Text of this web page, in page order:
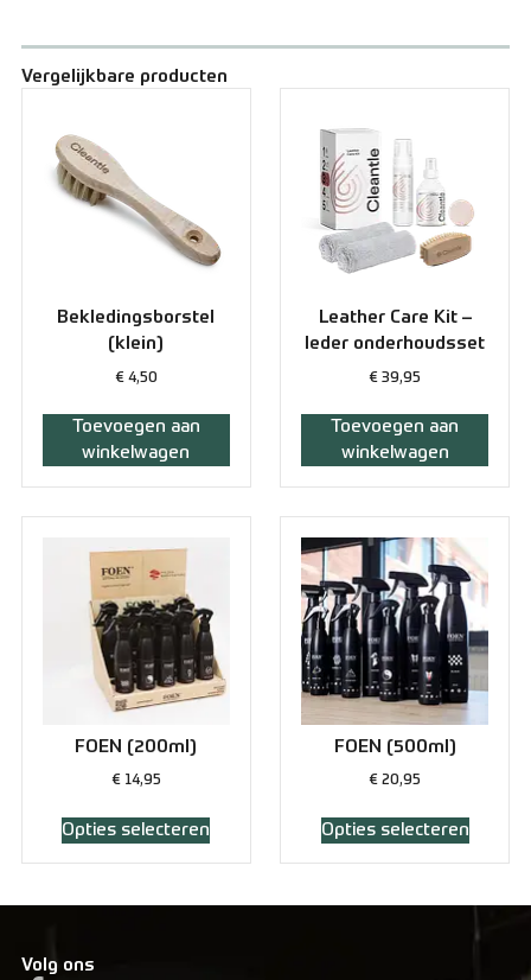
Vergelijkbare producten
Bekledingsborstel
(klein)
€4,50
Toevoegen aan
winkelwagen
Leather Care Kit –
leder onderhoudsset
€ 39,95
Toevoegen aan
winkelwagen
FOEN (200ml)
€14,95
Opties selecteren
FOEN (500ml)
€ 20,95
Opties selecteren
Volg ons